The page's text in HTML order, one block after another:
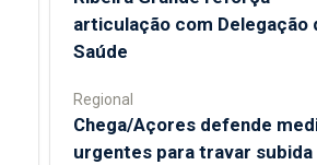
articulação com Delegação
Saúde
Regional
Chega/Açores defende
urgentes para travar subida